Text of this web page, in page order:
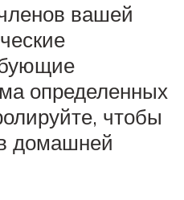
вашей
определенных
чтобы
домашней